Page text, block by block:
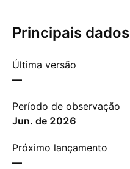
Principais dados
Última versão
—
Período de observação
jun. de 2026
Próximo lançamento
—